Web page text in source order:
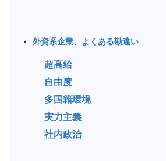
外資系企業、よくある勘違い
超高給
自由度
多国籍環境
実力主義
社内政治